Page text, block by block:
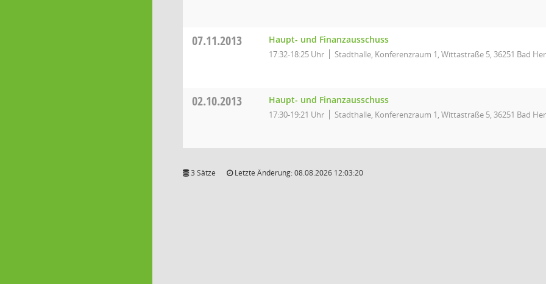
07.11.2013 Haupt- und Finanzausschuss
17:32-18:25 Uhr Stadthalle, Konferenzraum 1, Wittastraße 5, 36251 Bad
02.10.2013 Haupt- und Finanzausschuss
17:30-19:21 Uhr Stadthalle, Konferenzraum 1, Wittastraße 5, 36251 Bad
3 Sätze Letzte Änderung: 08.08.2026 12:03:20